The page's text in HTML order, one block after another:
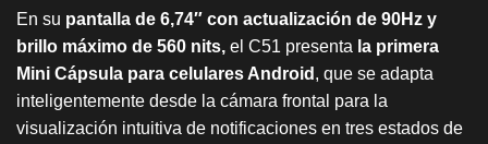
En su pantalla de 6,74″ con actualización de 90Hz y
brillo máximo de 560 nits, el C51 presenta la primera
Mini Cápsula para celulares Android , que se adapta
inteligentemente desde la cámara frontal para la
visualización intuitiva de notificaciones en tres estados de